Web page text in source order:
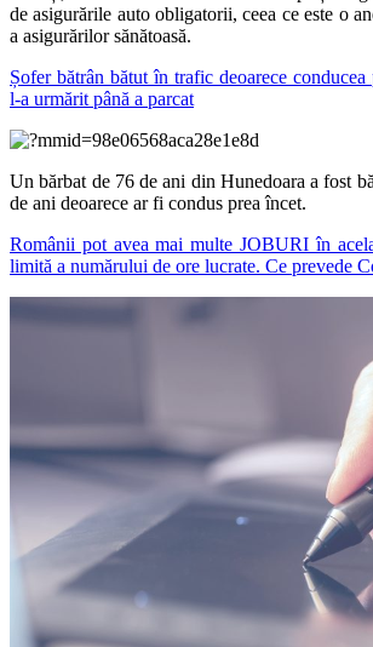
de asigurările auto obligatorii, ceea ce este o
a asigurărilor sănătoasă.
Șofer bătrân bătut în trafic deoarece
l-a urmărit până a parcat
Un bărbat de 76 de ani din Hunedoara a fost
de ani deoarece ar fi condus prea încet.
Românii pot avea mai multe JOBURI în
limită a numărului de ore lucrate. Ce prevede